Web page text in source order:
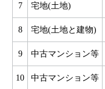
7 宅地(土地)
8 宅地(土地と建物)
9 中古マンション等
10 中古マンション等